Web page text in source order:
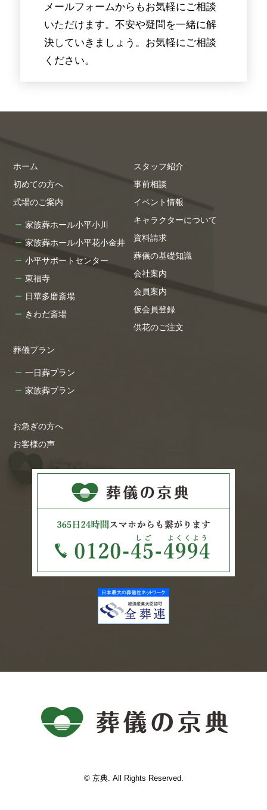
メールフォームからもお気軽にご相談
いただけます。不安や疑問を一緒に解
決していきましょう。お気軽にご相談
ください。
ホーム
初めての方へ
式場のご案内
家族葬ホール小平小川
家族葬ホール小平花小金井
小平サポートセンター
東福寺
日華多磨斎場
きわだ斎場
葬儀プラン
一日葬プラン
家族葬プラン
お急ぎの方へ
お客様の声
スタッフ紹介
事前相談
イベント情報
キャラクターについて
資料請求
葬儀の基礎知識
会社案内
会員案内
仮会員登録
供花のご注文
© 京典. All Rights Reserved.